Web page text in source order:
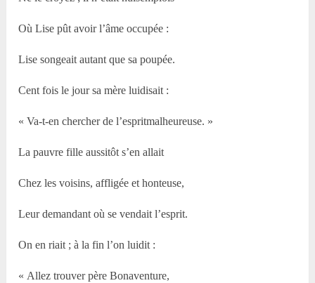
Où Lise pût avoir l’âme occupée :
Lise songeait autant que sa poupée.
Cent fois le jour sa mère luidisait :
« Va-t-en chercher de l’espritmalheureuse. »
La pauvre fille aussitôt s’en allait
Chez les voisins, affligée et honteuse,
Leur demandant où se vendait l’esprit.
On en riait ; à la fin l’on luidit :
« Allez trouver père Bonaventure,